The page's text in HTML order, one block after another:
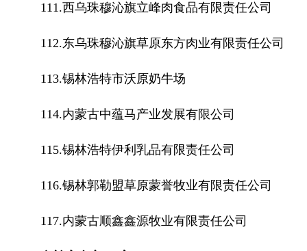
111.西乌珠穆沁旗立峰肉食品有限责任公司
112.东乌珠穆沁旗草原东方肉业有限责任公司
113.锡林浩特市沃原奶牛场
114.内蒙古中蕴马产业发展有限公司
115.锡林浩特伊利乳品有限责任公司
116.锡林郭勒盟草原蒙誉牧业有限责任公司
117.内蒙古顺鑫鑫源牧业有限责任公司